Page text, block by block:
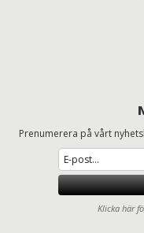
Prenumerera på vårt
Klicka här